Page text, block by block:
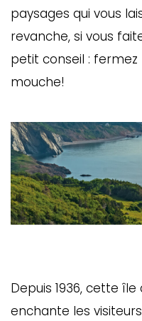
paysages qui vous
revanche, si vous
petit conseil : fermez
mouche!
Depuis 1936, cette
enchante les